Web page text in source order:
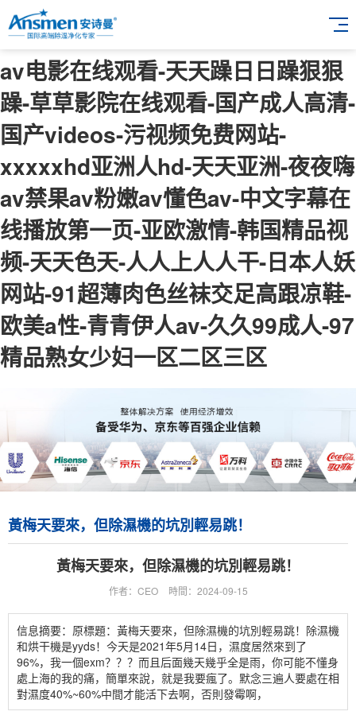
av电影在线观看-天天躁日日躁狠狠
躁-草草影院在线观看-国产成人高清-
国产videos-污视频免费网站-
xxxxxhd亚洲人hd-天天亚洲-夜夜嗨
av禁果av粉嫩av懂色av-中文字幕在
线播放第一页-亚欧激情-韩国精品视
频-天天色天-人人上人人干-日本人妖
网站-91超薄肉色丝袜交足高跟凉鞋-
欧美a性-青青伊人av-久久99成人-97
精品熟女少妇一区二区三区
黃梅天要來，但除濕機的坑別輕易跳！
黃梅天要來，但除濕機的坑別輕易跳！
作者：CEO 時間：2024-09-15
信息摘要：原標題：黃梅天要來，但除濕機的坑別輕易跳！除濕機
和烘干機是yyds！今天是2021年5月14日，濕度居然來到了
96%，我一個exm？？？而且后面幾天幾乎全是雨，你可能不懂身
處上海的我的痛，簡單來說，就是我要瘋了。默念三遍人要處在相
對濕度40%~60%中間才能活下去啊，否則發霉啊，